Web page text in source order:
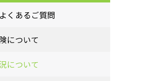
くあるご質問
について
について